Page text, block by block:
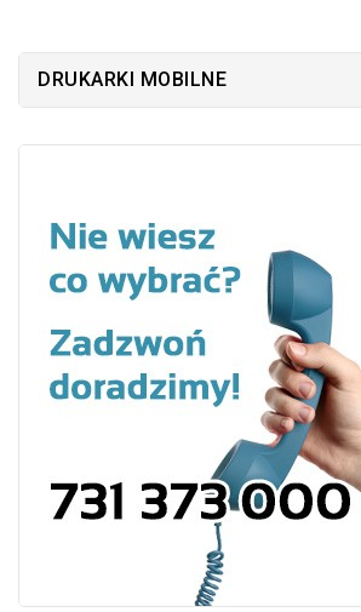
DRUKARKI MOBILNE